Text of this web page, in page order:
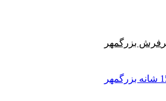
فرش بزرگمهر